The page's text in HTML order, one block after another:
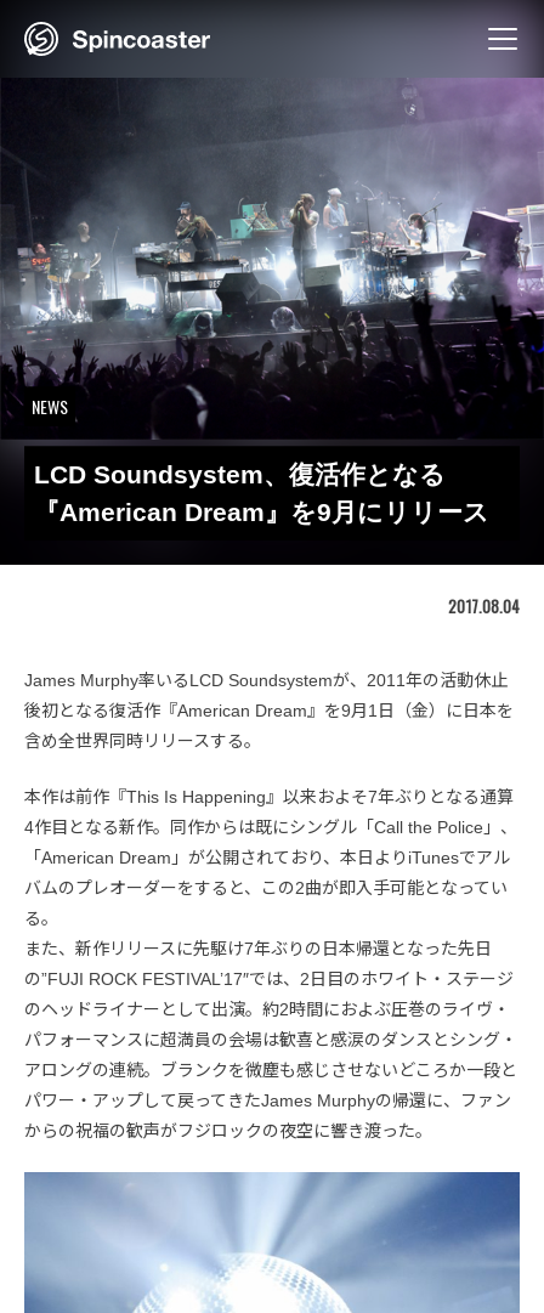
NEWS
LCD Soundsystem、復活作となる
『American Dream』を9月にリリース
2017.08.04
James Murphy率いるLCD Soundsystemが、2011年の活動休止
後初となる復活作『American Dream』を9月1日（金）に日本を
含め全世界同時リリースする。
本作は前作『This Is Happening』以来およそ7年ぶりとなる通算
4作目となる新作。同作からは既にシングル「Call the Police」、
「American Dream」が公開されており、本日よりiTunesでアル
バムのプレオーダーをすると、この2曲が即入手可能となってい
る。
また、新作リリースに先駆け7年ぶりの日本帰還となった先日
の”FUJI ROCK FESTIVAL’17″では、2日目のホワイト・ステージ
のヘッドライナーとして出演。約2時間におよぶ圧巻のライヴ・
パフォーマンスに超満員の会場は歓喜と感涙のダンスとシング・
アロングの連続。ブランクを微塵も感じさせないどころか一段と
パワー・アップして戻ってきたJames Murphyの帰還に、ファン
からの祝福の歓声がフジロックの夜空に響き渡った。